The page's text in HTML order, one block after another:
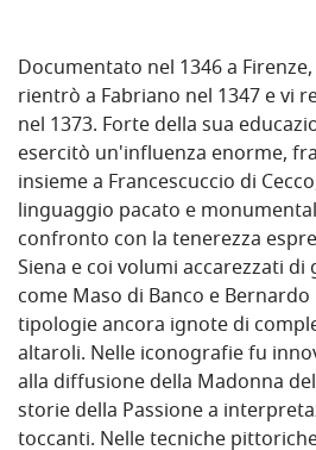
Documentato nel 1346 a
rientrò a Fabriano nel 1347 e vi
nel 1373. Forte della sua
esercitò un'influenza enorme,
insieme a Francescuccio di
linguaggio pacato e
confronto con la tenerezza
Siena e coi volumi accarezzati
come Maso di Banco e
tipologie ancora ignote di
altaroli. Nelle iconografie fu
alla diffusione della Madonna
storie della Passione a
toccanti. Nelle tecniche